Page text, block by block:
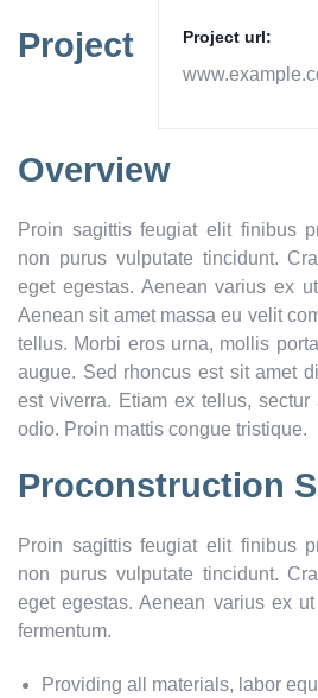
Project url:
Project
Overview
Proin sagittis feugiat elit finibus
non purus vulputate tincidunt.
eget egestas. Aenean varius ex
Aenean sit amet massa eu velit
tellus. Morbi eros urna, mollis
augue. Sed rhoncus est sit amet
est viverra. Etiam ex tellus,
odio. Proin mattis congue tristique.
Proconstruction
Proin sagittis feugiat elit finibus
non purus vulputate tincidunt.
eget egestas. Aenean varius ex
fermentum.
Providing all materials, labor